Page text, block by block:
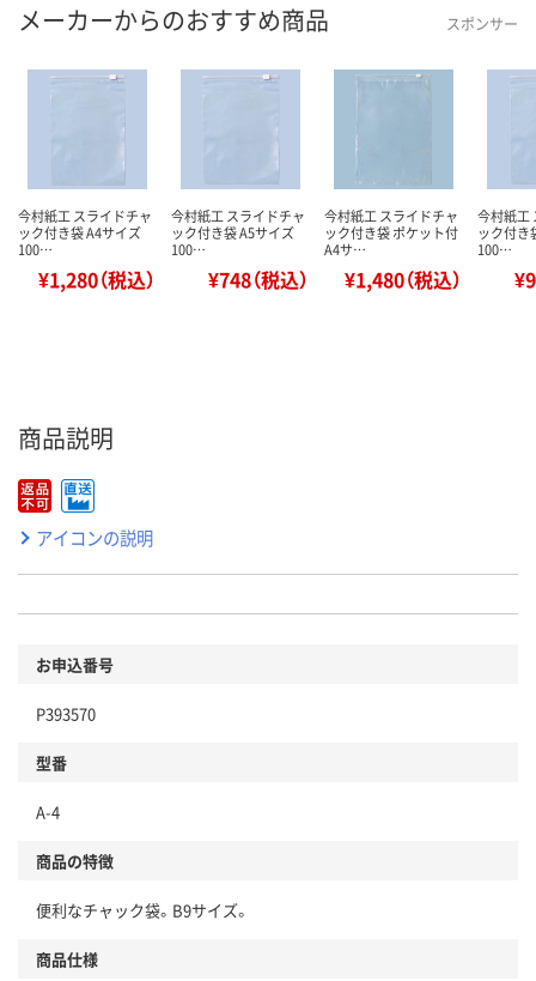
メーカーからのおすすめ商品 スポンサー
今村紙工 スライドチャ
ック付き袋 A4サイズ
100…
¥1,280（税込）
今村紙工 スライドチャ
ック付き袋 A5サイズ
100…
¥748（税込）
今村紙工 スライドチャ
ック付き袋 ポケット付
A4サ…
¥1,480（税込）
今村紙工
ック付き
100…
商品説明
アイコンの説明
お申込番号
P393570
型番
A-4
商品の特徴
便利なチャック袋。B9サイズ。
商品仕様